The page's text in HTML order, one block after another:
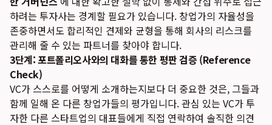
하려는 투자사는 경계할 필요가 있습니다. 창업가의 자율성을
존중하면서도 합리적인 견제와 균형을 통해 회사의 리스크를
관리해 줄 수 있는 파트너를 찾아야 합니다.
3단계: 포트폴리오사와의 대화를 통한 평판 검증 (Reference
Check)
VC가 스스로를 어떻게 소개하는지보다 더 중요한 것은, 그들과
함께 일해 온 다른 창업가들의 평가입니다. 관심 있는 VC가 투
자한 다른 스타트업의 대표들에게 직접 연락하여 솔직한 의견